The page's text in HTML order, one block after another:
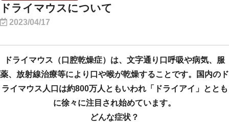
ドライマウスについて
2023/04/17
ドライマウス（口腔乾燥症）は、文字通り口呼吸や病気、服
薬、放射線治療等により口や喉が乾燥することです。国内のド
ライマウス人口は約800万人ともいわれ「ドライアイ」ととも
に徐々に注目され始めています。
どんな症状？